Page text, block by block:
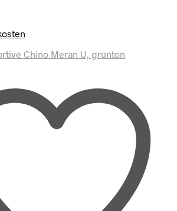
Die
auf
der
Produktseite
gewählt
werden